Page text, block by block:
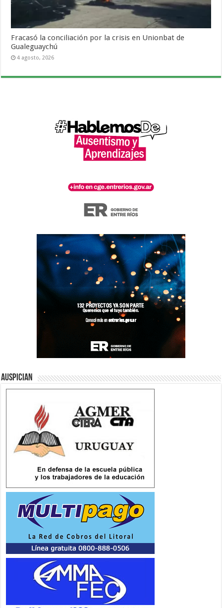
Fracasó la conciliación por la crisis en Unionbat de
Gualeguaychú
4 agosto, 2026
Auspician